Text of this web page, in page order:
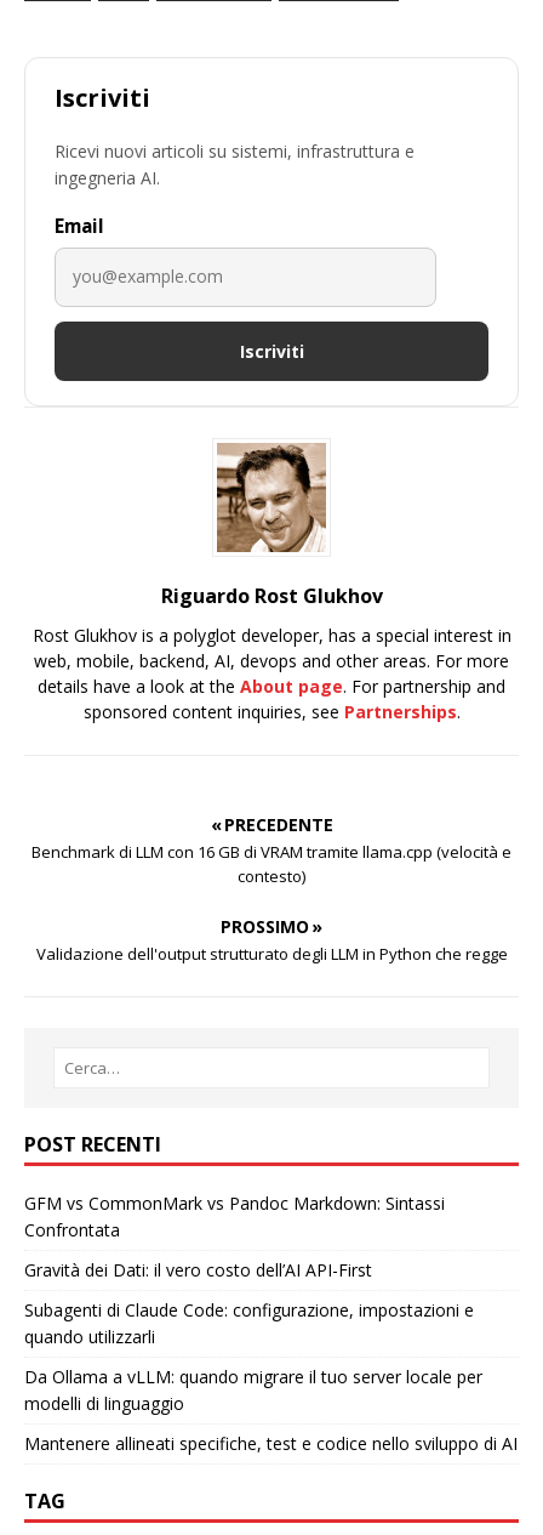
Iscriviti
Ricevi nuovi articoli su sistemi, infrastruttura e
ingegneria AI.
Email
Iscriviti
Riguardo Rost Glukhov
Rost Glukhov is a polyglot developer, has a special interest in
web, mobile, backend, AI, devops and other areas. For more
details have a look at the About page. For partnership and
sponsored content inquiries, see Partnerships.
« PRECEDENTE
Benchmark di LLM con 16 GB di VRAM tramite llama.cpp (velocità e
contesto)
PROSSIMO »
Validazione dell'output strutturato degli LLM in Python che regge
POST RECENTI
GFM vs CommonMark vs Pandoc Markdown: Sintassi
Confrontata
Gravità dei Dati: il vero costo dell’AI API-First
Subagenti di Claude Code: configurazione, impostazioni e
quando utilizzarli
Da Ollama a vLLM: quando migrare il tuo server locale per
modelli di linguaggio
Mantenere allineati specifiche, test e codice nello sviluppo di AI
TAG